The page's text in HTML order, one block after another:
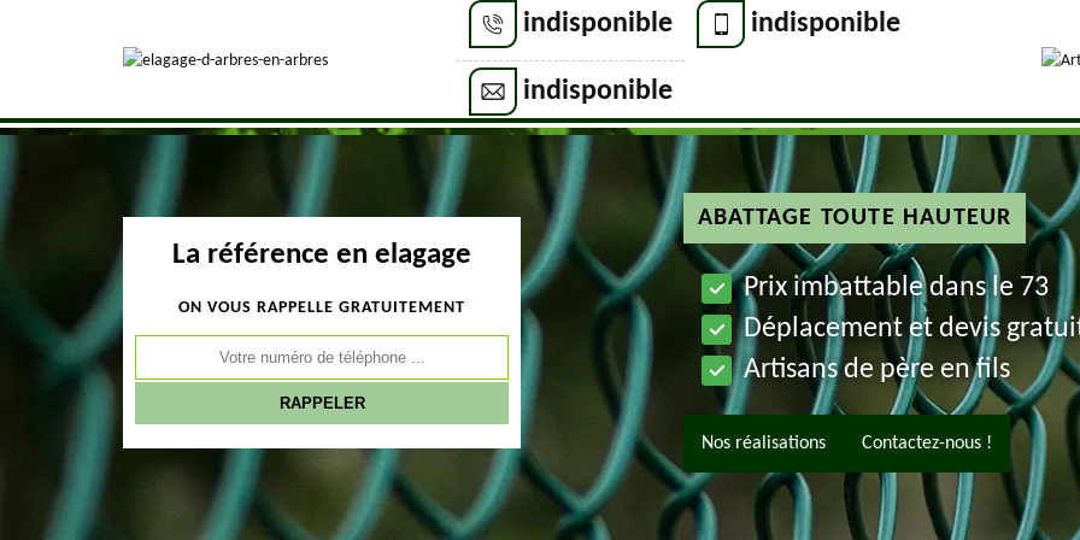
indisponible indisponible
indisponible
La référence en elagage
ON VOUS RAPPELLE GRATUITEMENT
ABATTAGE TOUTE HAUTEUR
Prix imbattable dans le 73
Déplacement et devis
Artisans de père en fils
Nos réalisations Contactez-nous !